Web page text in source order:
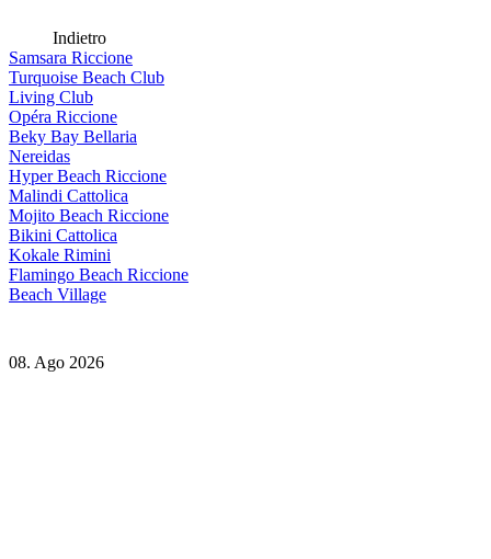
Indietro
Samsara Riccione
Turquoise Beach Club
Living Club
Opéra Riccione
Beky Bay Bellaria
Nereidas
Hyper Beach Riccione
Malindi Cattolica
Mojito Beach Riccione
Bikini Cattolica
Kokale Rimini
Flamingo Beach Riccione
Beach Village
08. Ago 2026